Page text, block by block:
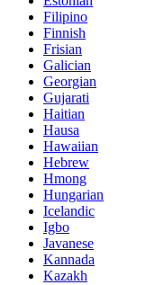
Filipino
Finnish
Frisian
Galician
Georgian
Gujarati
Haitian
Hausa
Hawaiian
Hebrew
Hmong
Hungarian
Icelandic
Igbo
Javanese
Kannada
Kazakh